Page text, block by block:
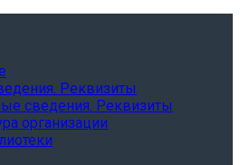
Реквизиты
сведения. Реквизиты
организации